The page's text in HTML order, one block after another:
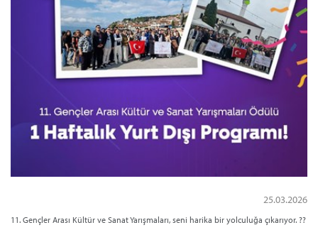
25.03.2026
11. Gençler Arası Kültür ve Sanat Yarışmaları, seni harika bir yolculuğa çıkarıyor. ??